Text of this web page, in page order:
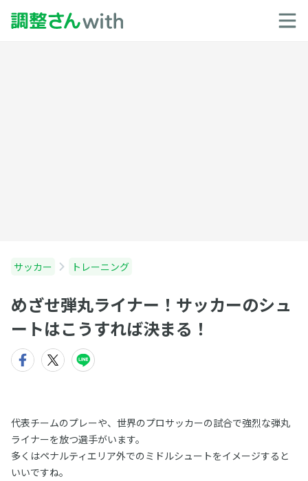
サッカー トレーニング
めざせ弾丸ライナー！サッカーのシュ
ートはこうすれば決まる！
代表チームのプレーや、世界のプロサッカーの試合で強烈な弾丸
ライナーを放つ選手がいます。
多くはペナルティエリア外でのミドルシュートをイメージすると
いいですね。